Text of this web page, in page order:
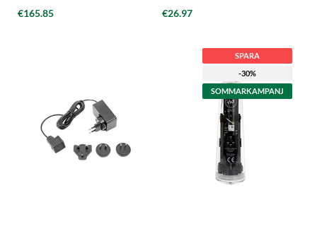
€165.85 €26.97
SPARA
-30%
SOMMARKAMPANJ